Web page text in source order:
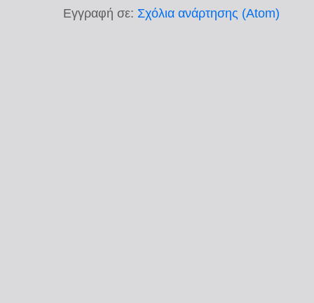
Εγγραφή σε: Σχόλια ανάρτησης (Atom)